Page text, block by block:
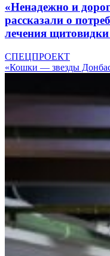
«Ненадежно и
рассказали о
лечения
СПЕЦПРОЕКТ
«Кошки — звезды